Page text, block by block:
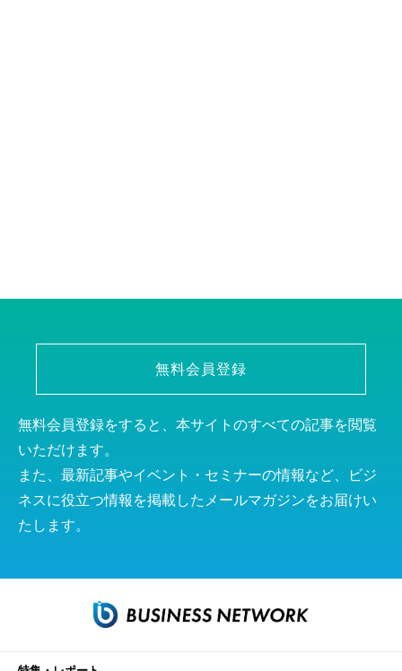
無料会員登録
無料会員登録をすると、本サイトのすべての記事を閲覧
いただけます。
また、最新記事やイベント・セミナーの情報など、ビジ
ネスに役立つ情報を掲載したメールマガジンをお届けい
たします。